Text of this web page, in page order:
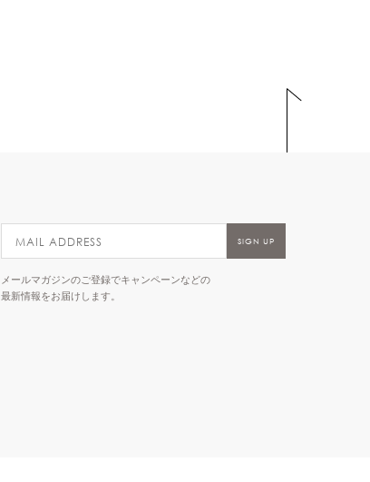
メールマガジンのご登録でキャンペーンなどの
最新情報をお届けします。